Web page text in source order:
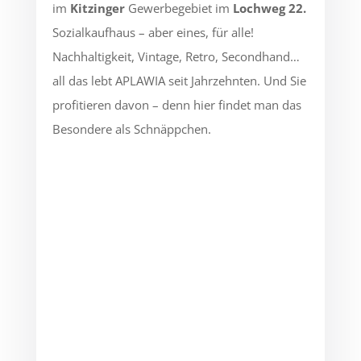
im Kitzinger Gewerbegebiet im Lochweg 22.
Sozialkaufhaus – aber eines, für alle!
Nachhaltigkeit, Vintage, Retro, Secondhand…
all das lebt APLAWIA seit Jahrzehnten. Und Sie
profitieren davon – denn hier findet man das
Besondere als Schnäppchen.